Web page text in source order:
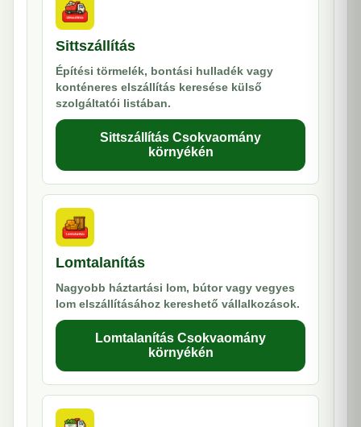
Sittszállítás
Építési törmelék, bontási hulladék vagy
konténeres elszállítás keresése külső
szolgáltatói listában.
Sittszállítás Csokvaomány
környékén
Lomtalanítás
Nagyobb háztartási lom, bútor vagy vegyes
lom elszállításához kereshető vállalkozások.
Lomtalanítás Csokvaomány
környékén